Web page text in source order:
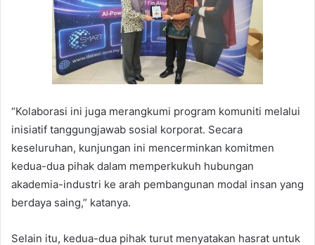
“Kolaborasi ini juga merangkumi program komuniti melalui
inisiatif tanggungjawab sosial korporat. Secara
keseluruhan, kunjungan ini mencerminkan komitmen
kedua-dua pihak dalam memperkukuh hubungan
akademia-industri ke arah pembangunan modal insan yang
berdaya saing,” katanya.
Selain itu, kedua-dua pihak turut menyatakan hasrat untuk